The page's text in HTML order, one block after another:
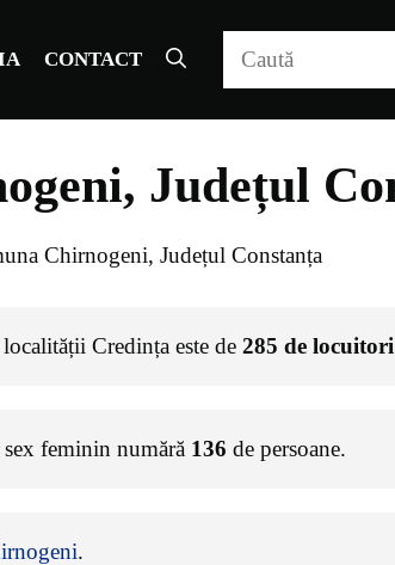
CONTACT
Județul
Chirnogeni, Județul Constanța
Credința este de 285 de
feminin numără 136 de persoane.
.